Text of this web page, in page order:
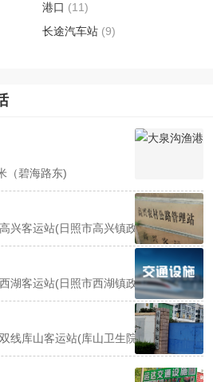
港口 (11)
长途汽车站 (9)
（碧海路东)
兴客运站(日照市高兴镇政府西北)
湖客运站(日照市西湖镇政府东南)
线库山客运站(库山卫生院北200米)